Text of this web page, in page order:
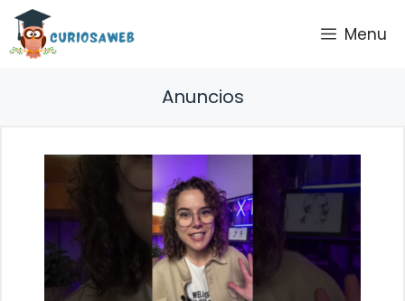
Saltar
contenido
Menu
Anuncios